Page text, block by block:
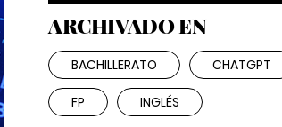
ARCHIVADO EN
BACHILLERATO CHATGPT
FP INGLÉS